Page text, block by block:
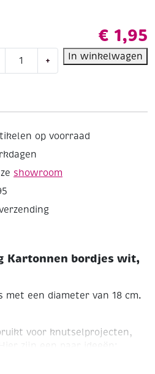
€ 1,95
+ In winkelwagen
op voorraad
showroom
Kartonnen bordjes wit,
een diameter van 18 cm.
voor knutselprojecten,
zijn een paar ideeën: